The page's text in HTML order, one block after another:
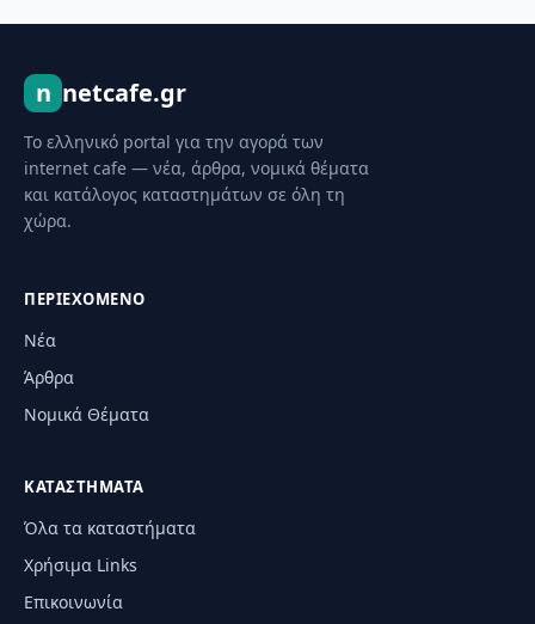
n netcafe.gr
Το ελληνικό portal για την αγορά των
internet cafe — νέα, άρθρα, νομικά θέματα
και κατάλογος καταστημάτων σε όλη τη
χώρα.
ΠΕΡΙΕΧΌΜΕΝΟ
Νέα
Άρθρα
Νομικά Θέματα
ΚΑΤΑΣΤΉΜΑΤΑ
Όλα τα καταστήματα
Χρήσιμα Links
Επικοινωνία